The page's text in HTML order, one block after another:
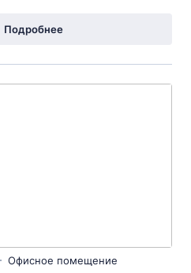
Подробнее
Офисное помещение